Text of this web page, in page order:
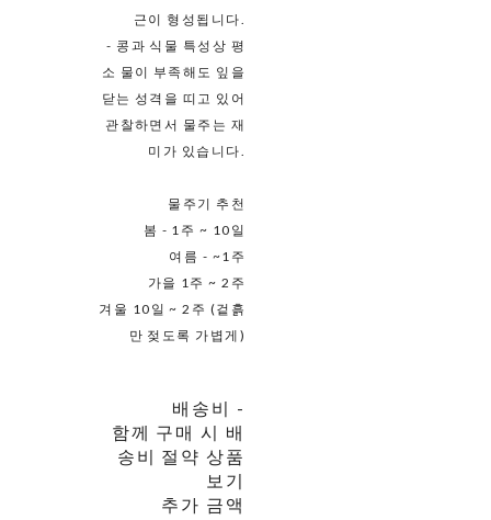
근이 형성됩니다.
- 콩과 식물 특성상 평
소 물이 부족해도 잎을
닫는 성격을 띠고 있어
관찰하면서 물주는 재
미가 있습니다.
물주기 추천
봄 - 1주 ~ 10일
여름 - ~1주
가을 1주 ~ 2주
겨울 10일 ~ 2주 (겉흙
만 젖도록 가볍게)
배송비 -
함께 구매 시 배
송비 절약 상품
보기
추가 금액